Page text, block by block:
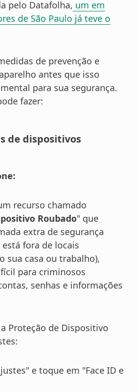
pelo Datafolha, um em
de São Paulo já teve o
de prevenção e
antes que isso
para sua segurança.
fazer:
de dispositivos
recurso chamado
Roubado" que
extra de segurança
fora de locais
sua casa ou trabalho),
para criminosos
senhas e informações
Proteção de Dispositivo
e toque em "Face ID e